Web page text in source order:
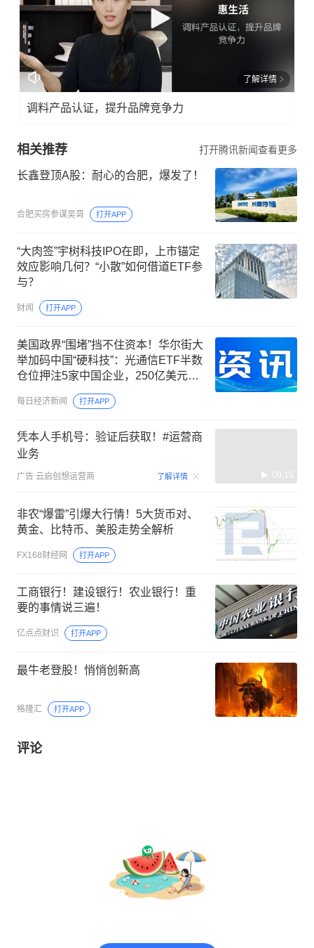
了解详情
调料产品认证，提升品牌竞争力
相关推荐 打开腾讯新闻查看更多
长鑫登顶A股：耐心的合肥，爆发了！
合肥买房参谋吴哥 打开APP
“大肉签”宇树科技IPO在即，上市锚定
效应影响几何？“小散”如何借道ETF参
与？
财闻 打开APP
美国政界“围堵”挡不住资本！华尔街大
举加码中国“硬科技”：光通信ETF半数
仓位押注5家中国企业，250亿美元明
星ETF重仓长鑫科技
每日经济新闻 打开APP
凭本人手机号：验证后获取！#运营商
业务
广告 云启创想运营商 了解详情 00:15
非农“爆雷”引爆大行情！5大货币对、
黄金、比特币、美股走势全解析
FX168财经网 打开APP
工商银行！建设银行！农业银行！重
要的事情说三遍！
亿点点财识 打开APP
最牛老登股！悄悄创新高
格隆汇 打开APP
评论